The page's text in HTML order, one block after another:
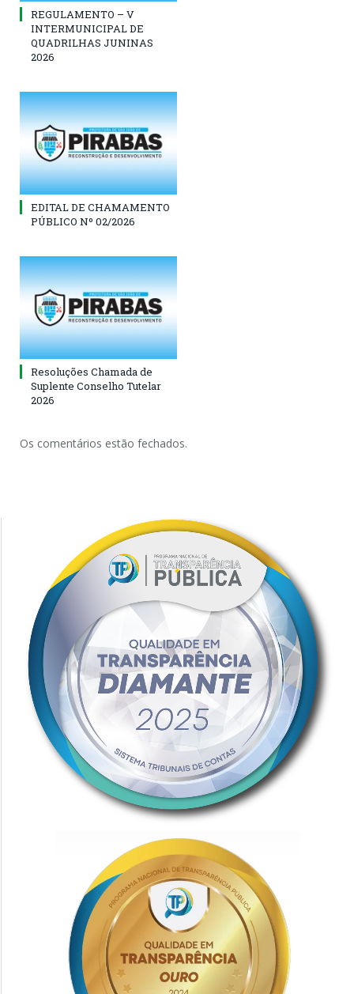
REGULAMENTO – V
INTERMUNICIPAL DE
QUADRILHAS JUNINAS
2026
EDITAL DE CHAMAMENTO
PÚBLICO Nº 02/2026
Resoluções Chamada de
Suplente Conselho Tutelar
2026
Os comentários estão fechados.